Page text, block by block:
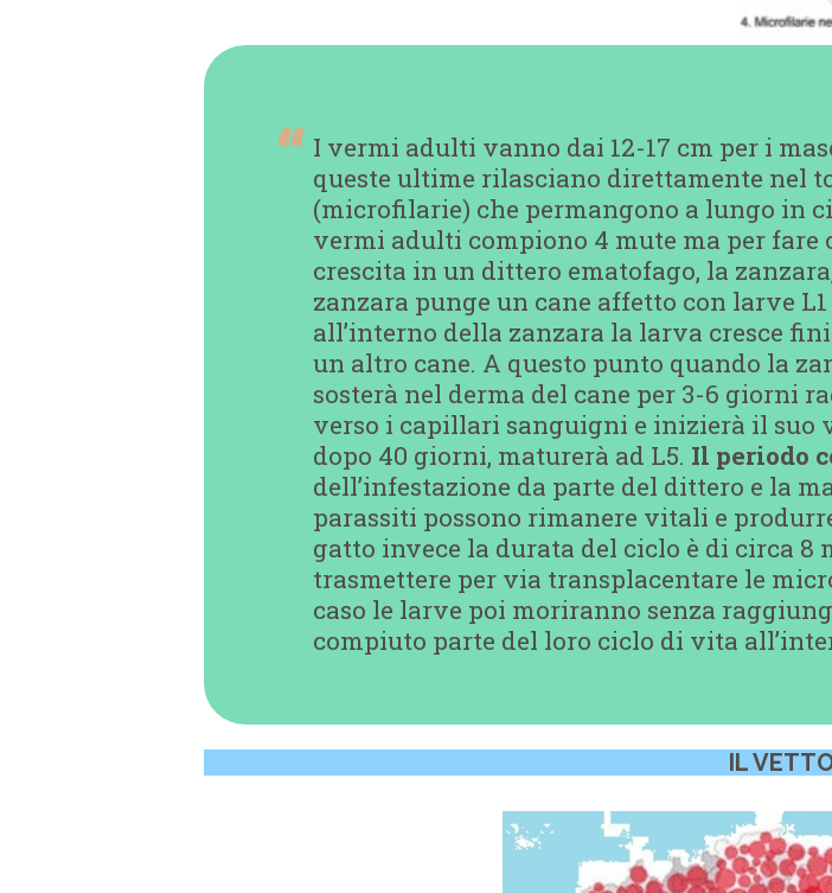
I vermi adulti vanno dai 12-17 cm per i
queste ultime rilasciano direttamente nel
(microfilarie) che permangono a lungo in
vermi adulti compiono 4 mute ma per fare
crescita in un dittero ematofago, la
zanzara punge un cane affetto con larve
all’interno della zanzara la larva cresce
un altro cane. A questo punto quando la
sosterà nel derma del cane per 3-6 giorni
verso i capillari sanguigni e inizierà il suo
dopo 40 giorni, maturerà ad L5. Il periodo
dell’infestazione da parte del dittero e la
parassiti possono rimanere vitali e
gatto invece la durata del ciclo è di circa 8
trasmettere per via transplacentare le
caso le larve poi moriranno senza
compiuto parte del loro ciclo di vita
IL